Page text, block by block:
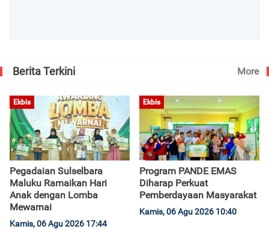
Berita Terkini More
Ekbis
Pegadaian Sulselbara
Maluku Ramaikan Hari
Anak dengan Lomba
Mewarnai
Kamis, 06 Agu 2026 17:44
Ekbis
Program PANDE EMAS
Diharap Perkuat
Pemberdayaan Masyarakat
Kamis, 06 Agu 2026 10:40